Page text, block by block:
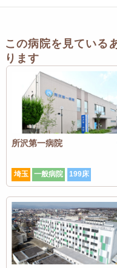
この病院を見ている
ります
所沢第一病院
埼玉 一般病院 199床